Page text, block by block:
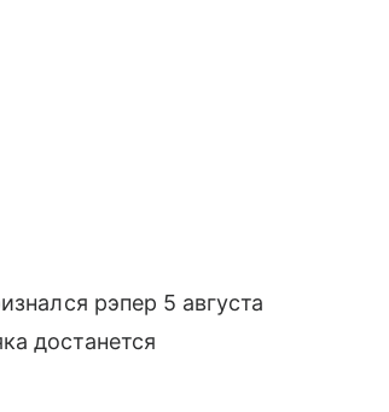
рэпер 5 августа
достанется